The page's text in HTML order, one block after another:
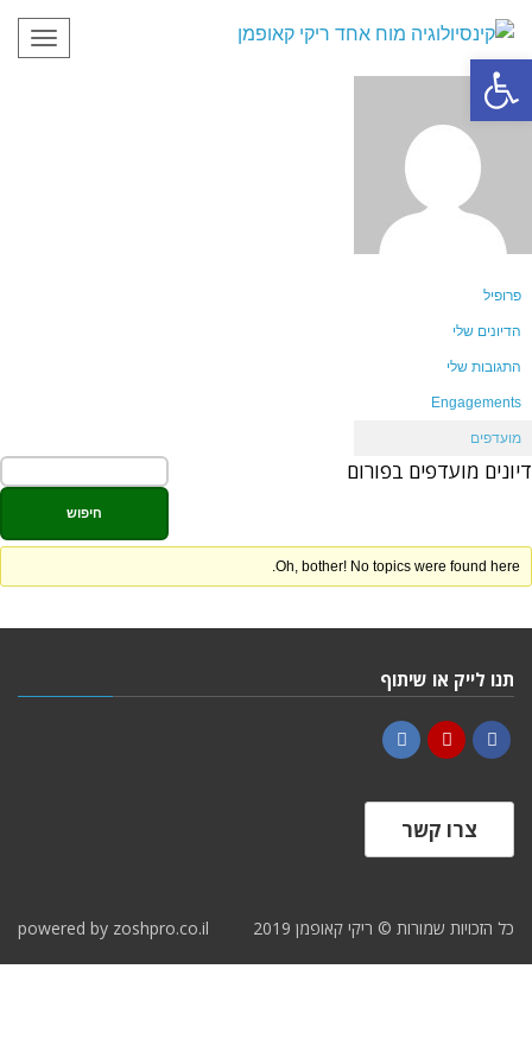
פרופיל
הדיונים שלי
התגובות שלי
Engagements
מועדפים
דיונים מועדפים בפורום
Oh, bother! No topics were found here.
תנו לייק או שיתוף
צרו קשר
כל הזכויות שמורות © ריקי קאופמן 2019 powered by zoshpro.co.il
פתח סרגל נגישות